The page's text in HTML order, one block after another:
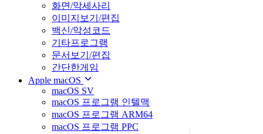
화면/악세사리
이미지보기/편집
백신/악성코드
기타프로그램
문서보기/편집
간단한게임
Apple macOS
macOS SV
macOS 프로그램 인텔맥
macOS 프로그램 ARM64
macOS 프로그램 PPC